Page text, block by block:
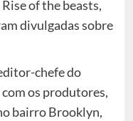
of the beasts,
divulgadas sobre
chefe do
os produtores,
bairro Brooklyn,